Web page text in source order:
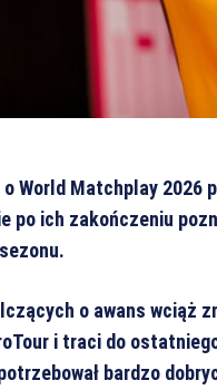
World Matchplay 2026
po ich zakończeniu
o awans wciąż
i traci do
bardzo